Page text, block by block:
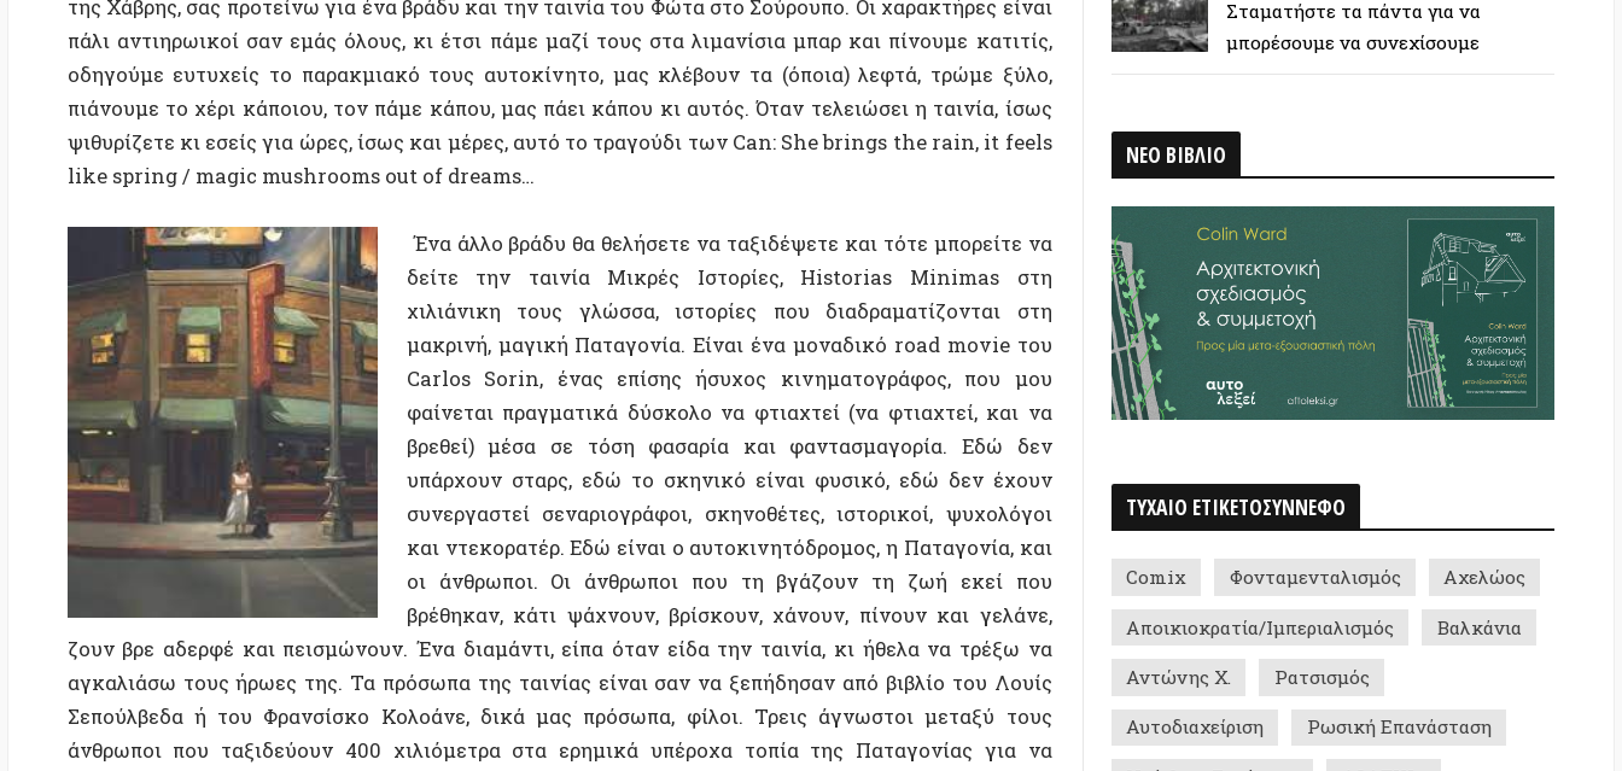
Ένα άλλο βράδυ θα θελήσετε να ταξιδέψετε και τότε μπορείτε να
δείτε την ταινία Μικρές Ιστορίες, Historias Minimas στη
χιλιάνικη τους γλώσσα, ιστορίες που διαδραματίζονται στη
μακρινή, μαγική Παταγονία. Είναι ένα μοναδικόroad movie του
Carlos Sorin, ένας επίσης ήσυχος κινηματογράφος, που μου
βρεθεί) μέσα σε τόση φασαρία και φαντασμαγορία. Εδώ δεν
υπάρχουν σταρς, εδώ το σκηνικό είναι φυσικό, εδώ δεν έχουν
συνεργαστεί σεναριογράφοι, σκηνοθέτες, ιστορικοί, ψυχολόγοι
και ντεκορατέρ. Εδώ είναι ο αυτοκινητόδρομος, η Παταγονία, και
οι άνθρωποι. Οι άνθρωποι που τη βγάζουν τη ζωή εκεί που
βρέθηκαν, κάτι ψάχνουν, βρίσκουν, χάνουν, πίνουν και γελάνε,
ζουν βρε αδερφέ και πεισμώνουν. Ένα διαμάντι, είπα όταν είδα την ταινία, κι ήθελα να τρέξω να
αγκαλιάσω τους ήρωες της. Τα πρόσωπα της ταινίας είναι σαν να ξεπήδησαν από βιβλίο του Λουίς
Σεπούλβεδα ή του Φρανσίσκο Κολοάνε, δικά μας πρόσωπα, φίλοι. Τρεις άγνωστοι μεταξύ τους
άνθρωποι που ταξιδεύουν 400 χιλιόμετρα στα ερημικά υπέροχα τοπία της Παταγονίας για να
φτάσουν στο Σαν Χουλιάν. H Μαρία Φλόρες για να πάρει μέρος σ’ ένα τηλεπαιχνίδι να κερδίσει μια
ηλεκτρική πολυσυσκευή, παρότι στο χωριό της δεν έχει ηλεκτρικό ρεύμα. Ο ογδοντάχρονος Δον
Χούστο για να βρει το σκύλο του που έφυγε πριν τρία χρόνια, και άκουσε τώρα πως τον είδαν σε μια
μάντρα 400 χιλιόμετρα μακριά. Και ο Ρομπέρτο, πωλητής έμπλαστρων, για να κάνει έκπληξη σε μια
νεαρή πελάτισσα του, πηγαίνοντας στο γιο της μια τούρτα γενεθλίων που όλο αλλάζει σχήμα. Αυτό
είναι όλο, αλλά, πιστέψτε με, είναι εμπειρία. Μαγική εμπειρία.
Μη φύγετε από τη Χιλή χωρίς μια βόλτα στην έρημο Ατακάμα, να
ΤΥΧΑΙΟ ΕΤΙΚΕΤΟΣΥΝΝΕΦΟ
Comix Φονταμενταλισμός Αχελώος
Αποικιοκρατία/Ιμπεριαλισμός Βαλκάνια
Αντώνης Χ.
Αυτοδιαχείριση Ρωσική Επανάσταση
Ντέιβιντ Γκρέμπερ ΛΟΑΤΚΙ+
Αυτενέργεια - πολιτική ομάδα
Χρήστος Μαντούδης Καταλονία
Τεχνητή Νοημοσύνη Ψυχολογία
Ναζισμός AI Ethics Καρλ Πολάνυι
Μεταναστευτικό Θρησκεία